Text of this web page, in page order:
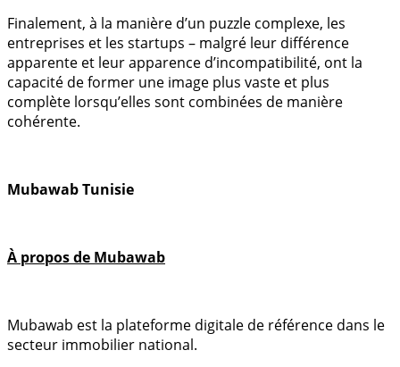
Finalement, à la manière d’un puzzle complexe, les
entreprises et les startups – malgré leur différence
apparente et leur apparence d’incompatibilité, ont la
capacité de former une image plus vaste et plus
complète lorsqu’elles sont combinées de manière
cohérente.
Mubawab Tunisie
À propos de Mubawab
Mubawab est la plateforme digitale de référence dans le
secteur immobilier national.